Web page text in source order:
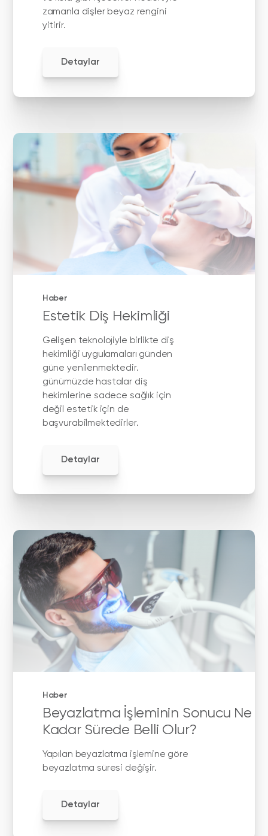
zamanla dişler beyaz rengini
yitirir.
Detaylar
Haber
Estetik Diş Hekimliği
Gelişen teknolojiyle birlikte diş
hekimliği uygulamaları günden
güne yenilenmektedir.
günümüzde hastalar diş
hekimlerine sadece sağlık için
değil estetik için de
başvurabilmektedirler.
Detaylar
Haber
Beyazlatma İşleminin Sonucu Ne
Kadar Sürede Belli Olur?
Yapılan beyazlatma işlemine göre
beyazlatma süresi değişir.
Detaylar